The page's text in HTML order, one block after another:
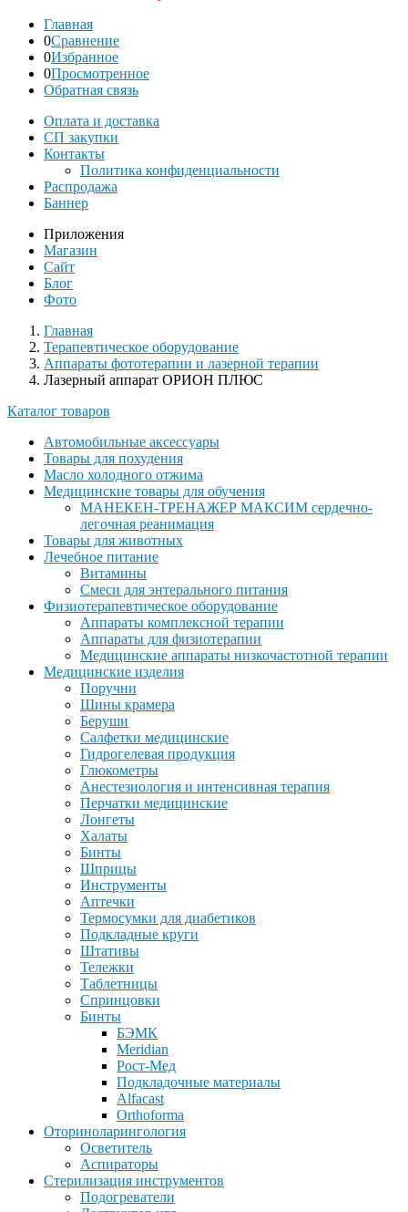
Главная
0Сравнение
0Избранное
0Просмотренное
Обратная связь
Оплата и доставка
СП закупки
Контакты
Политика конфиденциальности
Распродажа
Баннер
Приложения
Магазин
Сайт
Блог
Фото
Главная
Терапевтическое оборудование
Аппараты фототерапии и лазерной терапии
Лазерный аппарат ОРИОН ПЛЮС
Каталог товаров
Автомобильные аксессуары
Товары для похудения
Масло холодного отжима
Медицинские товары для обучения
МАНЕКЕН-ТРЕНАЖЕР МАКСИМ сердечно-
легочная реанимация
Товары для животных
Лечебное питание
Витамины
Смеси для энтерального питания
Физиотерапевтическое оборудование
Аппараты комплексной терапии
Аппараты для физиотерапии
Медицинские аппараты низкочастотной терапии
Медицинские изделия
Поручни
Шины крамера
Беруши
Салфетки медицинские
Гидрогелевая продукция
Глюкометры
Анестезиология и интенсивная терапия
Перчатки медицинские
Лонгеты
Халаты
Бинты
Шприцы
Инструменты
Аптечки
Термосумки для диабетиков
Подкладные круги
Штативы
Тележки
Таблетницы
Спринцовки
Бинты
БЭМК
Meridian
Рост-Мед
Подкладочные материалы
Alfacast
Orthoforma
Оториноларингология
Осветитель
Аспираторы
Стерилизация инструментов
Подогреватели